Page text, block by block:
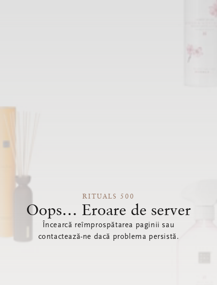
RITUALS 500
Oops… Eroare de server
Încearcă reîmprospătarea paginii sau
contactează-ne dacă problema persistă.